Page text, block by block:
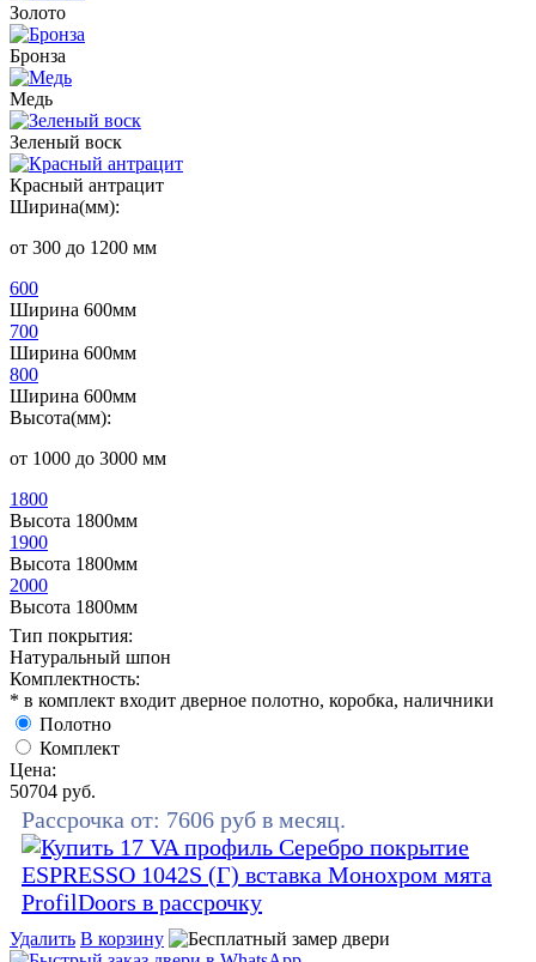
Золото
Бронза
Медь
Зеленый воск
Красный антрацит
Ширина(мм):
от 300 до 1200 мм
600
Ширина 600мм
700
Ширина 600мм
800
Ширина 600мм
Высота(мм):
от 1000 до 3000 мм
1800
Высота 1800мм
1900
Высота 1800мм
2000
Высота 1800мм
Тип покрытия:
Натуральный шпон
Комплектность:
* в комплект входит дверное полотно, коробка, наличники
Полотно
Комплект
Цена:
50704 руб.
Рассрочка от: 7606 руб в месяц.
Удалить В корзину